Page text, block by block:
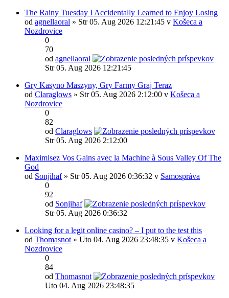
The Rainy Tuesday I Accidentally Learned to Enjoy Losing
od agnellaoral » Str 05. Aug 2026 12:21:45 v Košeca a
Nozdrovice
0
70
od agnellaoral
Str 05. Aug 2026 12:21:45
Gry Kasyno Maszyny, Gry Farmy Graj Teraz
od Claraglows » Str 05. Aug 2026 2:12:00 v Košeca a
Nozdrovice
0
82
od Claraglows
Str 05. Aug 2026 2:12:00
Maximisez Vos Gains avec la Machine à Sous Valley Of The
God
od Sonjihaf» Str 05. Aug 2026 0:36:32 v Samospráva
0
92
od Sonjihaf
Str 05. Aug 2026 0:36:32
Looking for a legit online casino? – I put to the test this
od Thomasnot » Uto 04. Aug 2026 23:48:35 v Košeca a
Nozdrovice
0
84
od Thomasnot
Uto 04. Aug 2026 23:48:35